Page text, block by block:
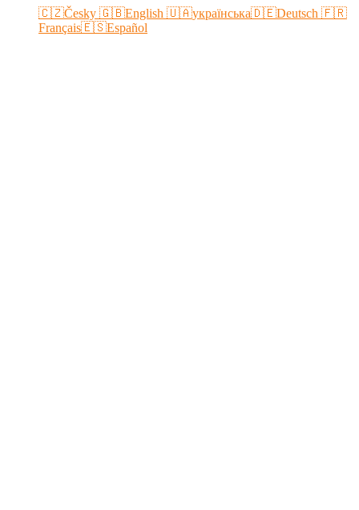
🇨🇿Česky 🇬🇧English 🇺🇦українська🇩🇪Deutsch 🇫🇷
Français🇪🇸Español